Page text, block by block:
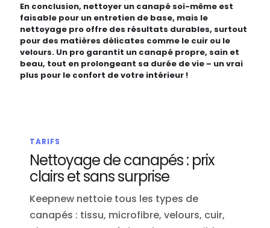
En conclusion, nettoyer un canapé soi-même est
faisable pour un entretien de base, mais le
nettoyage pro offre des résultats durables, surtout
pour des matières délicates comme le cuir ou le
velours. Un pro garantit un canapé propre, sain et
beau, tout en prolongeant sa durée de vie – un vrai
plus pour le confort de votre intérieur !
TARIFS
Nettoyage de canapés : prix
clairs et sans surprise
Keepnew nettoie tous les types de
canapés : tissu, microfibre, velours, cuir,